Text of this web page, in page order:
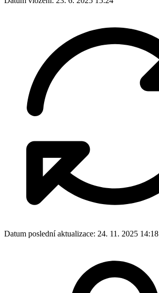
Datum poslední aktualizace: 24. 11. 2025 14:18